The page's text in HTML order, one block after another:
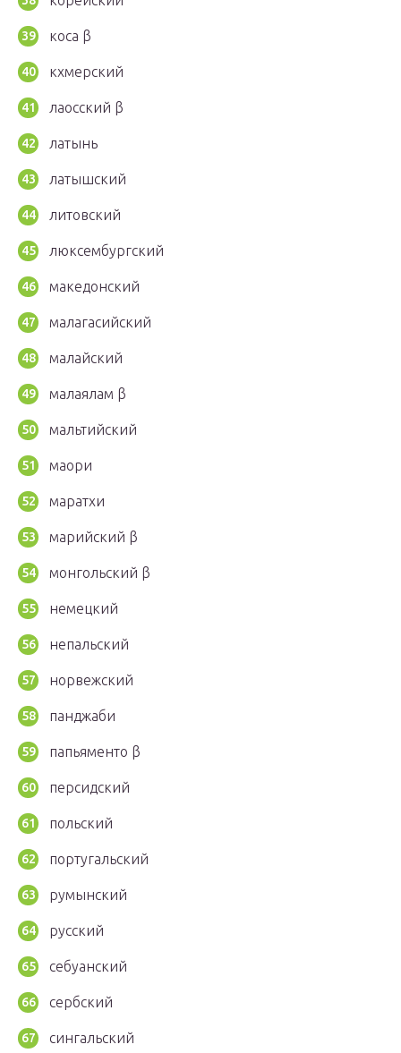
коса β
кхмерский
лаосский β
латынь
латышский
литовский
люксембургский
македонский
малагасийский
малайский
малаялам β
мальтийский
маори
маратхи
марийский β
монгольский β
немецкий
непальский
норвежский
панджаби
папьяменто β
персидский
польский
португальский
румынский
русский
себуанский
сербский
сингальский